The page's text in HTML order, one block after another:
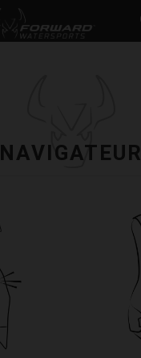
NAVIGATEUR